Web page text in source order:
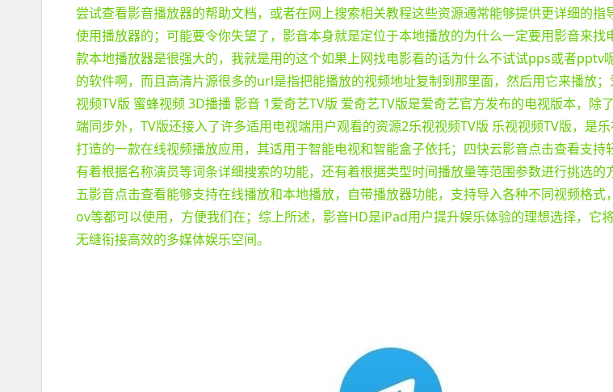
尝试查看影音播放器的帮助文档，或者在网上搜索相关教程这些资源通常能够提供更详细的指
使用播放器的；可能要令你失望了，影音本身就是定位于本地播放的为什么一定要用影音来找
款本地播放器是很强大的，我就是用的这个如果上网找电影看的话为什么不试试pps或者pptv
的软件啊，而且高清片源很多的url是指把能播放的视频地址复制到那里面，然后用它来播放
视频TV版 蜜蜂视频 3D播播 影音 1爱奇艺TV版 爱奇艺TV版是爱奇艺官方发布的电视版本，除
端同步外，TV版还接入了许多适用电视端用户观看的资源2乐视视频TV版 乐视视频TV版，是
打造的一款在线视频播放应用，其适用于智能电视和智能盒子依托；四快云影音点击查看支持
有着根据名称演员等词条详细搜索的功能，还有着根据类型时间播放量等范围参数进行挑选的
五影音点击查看能够支持在线播放和本地播放，自带播放器功能，支持导入各种不同视频格
ov等都可以使用，方便我们在；综上所述，影音HD是iPad用户提升娱乐体验的理想选择，它
无缝衔接高效的多媒体娱乐空间。